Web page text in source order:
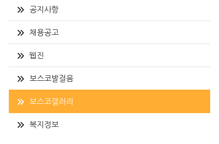
공지사항
채용공고
웹진
보스코발걸음
보스코갤러리
복지정보